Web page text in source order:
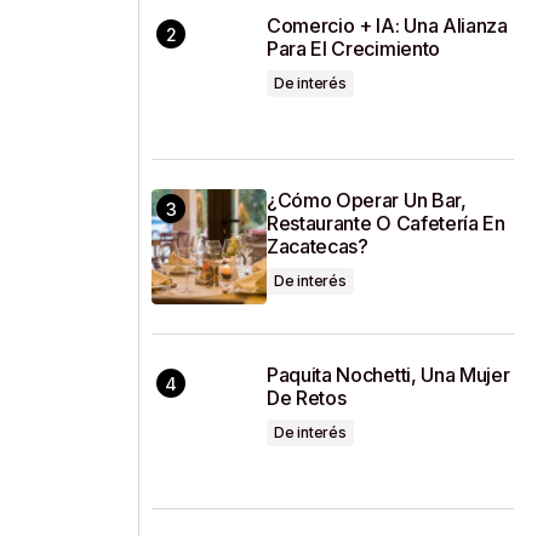
Comercio + IA: Una Alianza
Para El Crecimiento
De interés
¿Cómo Operar Un Bar,
Restaurante O Cafetería En
Zacatecas?
De interés
Paquita Nochetti, Una Mujer
De Retos
De interés